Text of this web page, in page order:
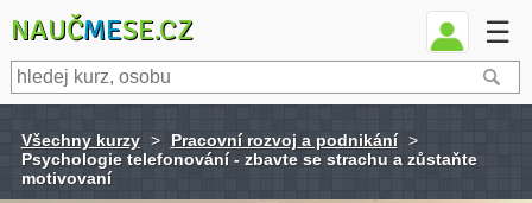
NAUČMESE.CZ ☰
Všechny kurzy > Pracovní rozvoj a podnikání >
Psychologie telefonování - zbavte se strachu a zůstaňte
motivovaní